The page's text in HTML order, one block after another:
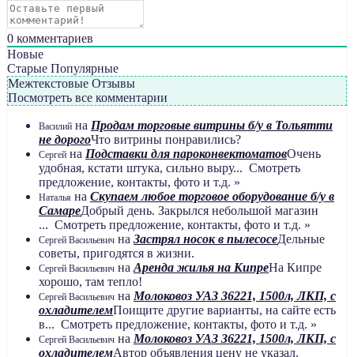
0 комментариев
Новые
Старые Популярные
Межтекстовые Отзывы
Посмотреть все комментарии
Василий на Продам торговые витрины б/у в Тольятти
не дорогоЧто витрины понравились?
Сергей на Подставки для пароконвектоматовОчень
удобная, кстати штука, сильно выру... Смотреть
предложение, контакты, фото и т.д. »
Наталья на Скупаем любое торговое оборудование б/у в
СамареДобрый день. Закрылся небольшой магазин
... Смотреть предложение, контакты, фото и т.д. »
Сергей Васильевич на Застрял носок в пылесосеДельные
советы, пригодятся в жизни.
Сергей Васильевич на Аренда жилья на КипреНа Кипре
хорошо, там тепло!
Сергей Васильевич на Молоковоз УАЗ 36221, 1500л, ЛКП, с
охладителемПоищите другие варианты, на сайте есть
в... Смотреть предложение, контакты, фото и т.д. »
Сергей Васильевич на Молоковоз УАЗ 36221, 1500л, ЛКП, с
охладителемАвтор объявления цену не указал.